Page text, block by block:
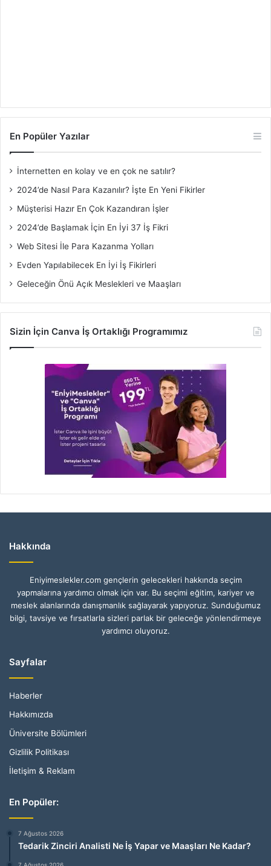
En Popüler Yazılar
İnternetten en kolay ve en çok ne satılır?
2024’de Nasıl Para Kazanılır? İşte En Yeni Fikirler
Müşterisi Hazır En Çok Kazandıran İşler
2024’de Başlamak İçin En İyi 37 İş Fikri
Web Sitesi İle Para Kazanma Yolları
Evden Yapılabilecek En İyi İş Fikirleri
Geleceğin Önü Açık Meslekleri ve Maaşları
Sizin İçin Canva İş Ortaklığı Programımız
Hakkında
Eniyimeslekler.com gençlerin gelecekleri hakkında seçim
yapmalarına yardımcı olmak için var. Bu seçimi eğitim, kariyer ve
meslek alanlarında danışmanlık sağlayarak yapıyoruz. Sunduğumuz
bilgi, tavsiye ve fırsatlarla sizleri parlak bir geleceğe yönlendirmeye
yardımcı oluyoruz.
Sayfalar
Haberler
Hakkımızda
Üniversite Bölümleri
Gizlilik Politikası
İletişim & Reklam
En Popüler:
7 Ağustos 2026
Tedarik Zinciri Analisti Ne İş Yapar ve Maaşları Ne Kadar?